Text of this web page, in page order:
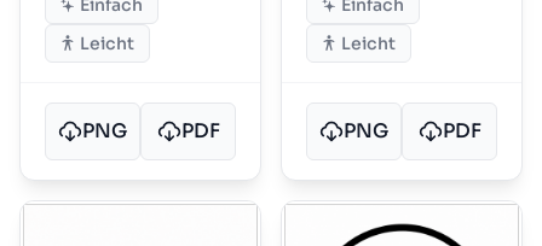
Einfach
Leicht
PNG PDF
Einfach
Leicht
PNG PDF